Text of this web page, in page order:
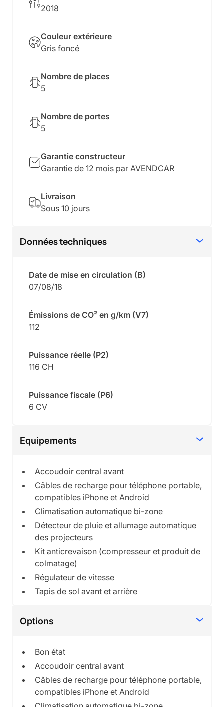
2018
Couleur extérieure
Gris foncé
Nombre de places
5
Nombre de portes
5
Garantie constructeur
Garantie de 12 mois par AVENDCAR
Livraison
Sous 10 jours
Données techniques
Date de mise en circulation (B)
07/08/18
Émissions de CO² en g/km (V7)
112
Puissance réelle (P2)
116 CH
Puissance fiscale (P6)
6 CV
Equipements
Accoudoir central avant
Câbles de recharge pour téléphone portable,
compatibles iPhone et Android
Climatisation automatique bi-zone
Détecteur de pluie et allumage automatique
des projecteurs
Kit anticrevaison (compresseur et produit de
colmatage)
Régulateur de vitesse
Tapis de sol avant et arrière
Options
Bon état
Accoudoir central avant
Câbles de recharge pour téléphone portable,
compatibles iPhone et Android